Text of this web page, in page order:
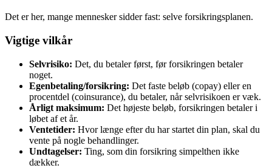
Det er her, mange mennesker sidder fast: selve forsikringsplanen.
Vigtige vilkår
Selvrisiko: Det, du betaler først, før forsikringen betaler
noget.
Egenbetaling/forsikring: Det faste beløb (copay) eller en
procentdel (coinsurance), du betaler, når selvrisikoen er væk.
Årligt maksimum: Det højeste beløb, forsikringen betaler i
løbet af et år.
Ventetider: Hvor længe efter du har startet din plan, skal du
vente på nogle behandlinger.
Undtagelser: Ting, som din forsikring simpelthen ikke
dækker.